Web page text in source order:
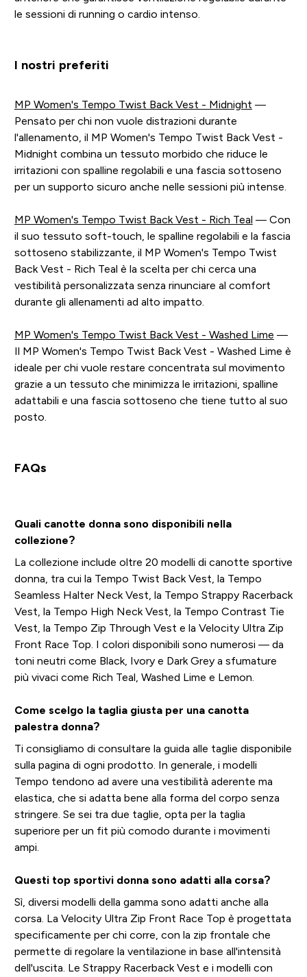
le sessioni di running o cardio intenso.
I nostri preferiti
MP Women's Tempo Twist Back Vest - Midnight —
Pensato per chi non vuole distrazioni durante
l'allenamento, il MP Women's Tempo Twist Back Vest -
Midnight combina un tessuto morbido che riduce le
irritazioni con spalline regolabili e una fascia sottoseno
per un supporto sicuro anche nelle sessioni più intense.
MP Women's Tempo Twist Back Vest - Rich Teal — Con
il suo tessuto soft-touch, le spalline regolabili e la fascia
sottoseno stabilizzante, il MP Women's Tempo Twist
Back Vest - Rich Teal è la scelta per chi cerca una
vestibilità personalizzata senza rinunciare al comfort
durante gli allenamenti ad alto impatto.
MP Women's Tempo Twist Back Vest - Washed Lime —
Il MP Women's Tempo Twist Back Vest - Washed Lime è
ideale per chi vuole restare concentrata sul movimento
grazie a un tessuto che minimizza le irritazioni, spalline
adattabili e una fascia sottoseno che tiene tutto al suo
posto.
FAQs
Quali canotte donna sono disponibili nella
collezione?
La collezione include oltre 20 modelli di canotte sportive
donna, tra cui la Tempo Twist Back Vest, la Tempo
Seamless Halter Neck Vest, la Tempo Strappy Racerback
Vest, la Tempo High Neck Vest, la Tempo Contrast Tie
Vest, la Tempo Zip Through Vest e la Velocity Ultra Zip
Front Race Top. I colori disponibili sono numerosi — da
toni neutri come Black, Ivory e Dark Grey a sfumature
più vivaci come Rich Teal, Washed Lime e Lemon.
Come scelgo la taglia giusta per una canotta
palestra donna?
Ti consigliamo di consultare la guida alle taglie disponibile
sulla pagina di ogni prodotto. In generale, i modelli
Tempo tendono ad avere una vestibilità aderente ma
elastica, che si adatta bene alla forma del corpo senza
stringere. Se sei tra due taglie, opta per la taglia
superiore per un fit più comodo durante i movimenti
ampi.
Questi top sportivi donna sono adatti alla corsa?
Sì, diversi modelli della gamma sono adatti anche alla
corsa. La Velocity Ultra Zip Front Race Top è progettata
specificamente per chi corre, con la zip frontale che
permette di regolare la ventilazione in base all'intensità
dell'uscita. Le Strappy Racerback Vest e i modelli con